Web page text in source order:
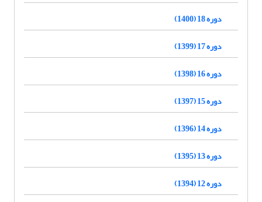
دوره 18 (1400)
دوره 17 (1399)
دوره 16 (1398)
دوره 15 (1397)
دوره 14 (1396)
دوره 13 (1395)
دوره 12 (1394)